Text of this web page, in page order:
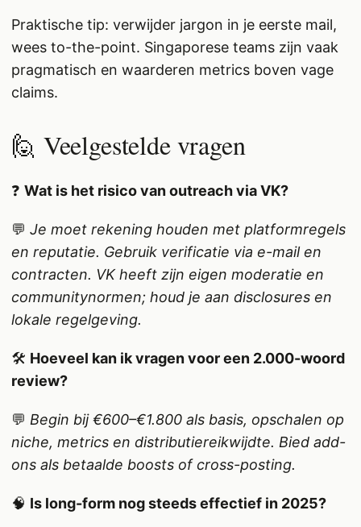
Praktische tip: verwijder jargon in je eerste mail,
wees to-the-point. Singaporese teams zijn vaak
pragmatisch en waarderen metrics boven vage
claims.
🙋 Veelgestelde vragen
❓ Wat is het risico van outreach via VK?
💬 Je moet rekening houden met platformregels
en reputatie. Gebruik verificatie via e-mail en
contracten. VK heeft zijn eigen moderatie en
communitynormen; houd je aan disclosures en
lokale regelgeving.
🛠️ Hoeveel kan ik vragen voor een 2.000-woord
review?
💬 Begin bij €600–€1.800 als basis, opschalen op
niche, metrics en distributiereikwijdte. Bied add-
ons als betaalde boosts of cross-posting.
🧠 Is long-form nog steeds effectief in 2025?